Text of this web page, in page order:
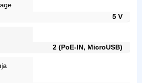
5 V
2 (PoE-IN, MicroUSB)